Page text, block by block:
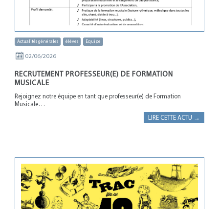
Actualités générales élèves Equipe
02/06/2026
RECRUTEMENT PROFESSEUR(E) DE FORMATION
MUSICALE
Rejoignez notre équipe en tant que professeur(e) de Formation
Musicale…
LIRE CETTE ACTU →